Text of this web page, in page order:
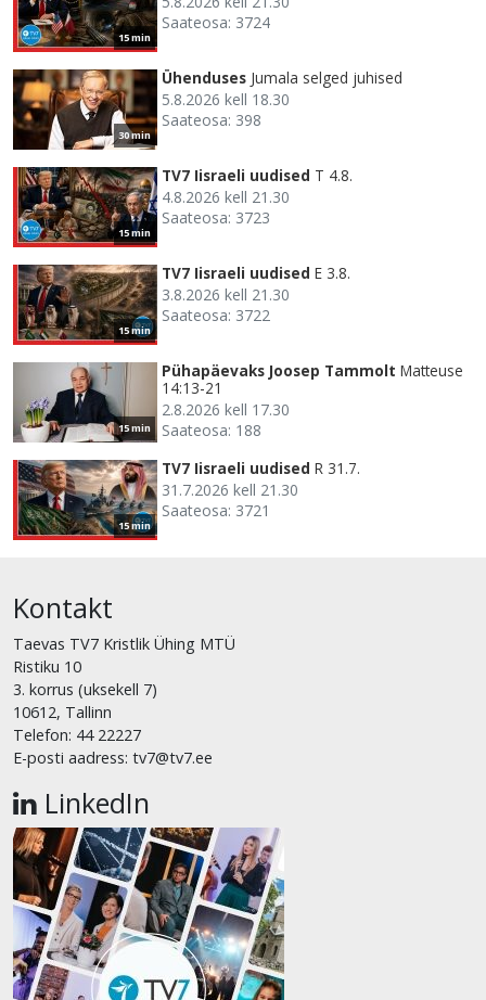
15 min
Saateosa: 3724
30 min
Ühenduses Jumala selged juhised
5.8.2026 kell 18.30
Saateosa: 398
15 min
TV7 Iisraeli uudised T 4.8.
4.8.2026 kell 21.30
Saateosa: 3723
15 min
TV7 Iisraeli uudised E 3.8.
3.8.2026 kell 21.30
Saateosa: 3722
15 min
Pühapäevaks Joosep Tammolt Matteuse
14:13-21
2.8.2026 kell 17.30
Saateosa: 188
15 min
TV7 Iisraeli uudised R 31.7.
31.7.2026 kell 21.30
Saateosa: 3721
Kontakt
Taevas TV7 Kristlik Ühing MTÜ
Ristiku 10
3. korrus (uksekell 7)
10612, Tallinn
Telefon: 44 22227
E-posti aadress: tv7@tv7.ee
LinkedIn